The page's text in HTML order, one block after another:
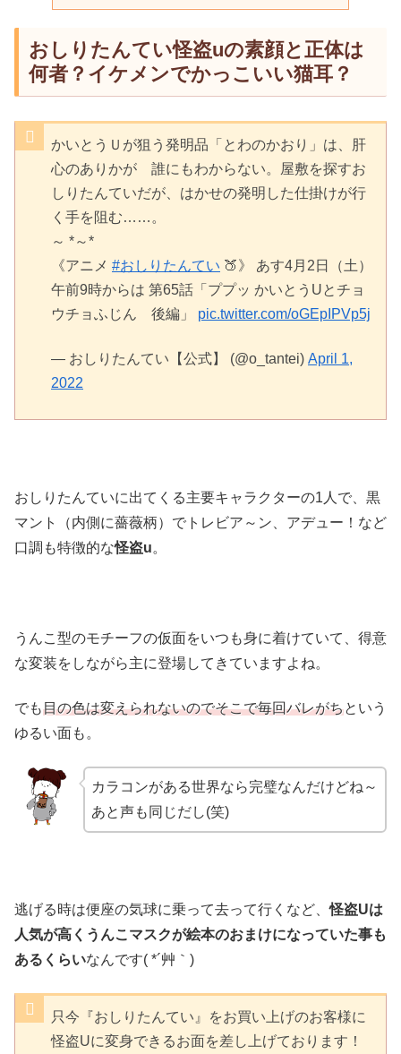
おしりたんてい怪盗uの素顔と正体は
何者？イケメンでかっこいい猫耳？
かいとうＵが狙う発明品「とわのかおり」は、肝
心のありかが 誰にもわからない。屋敷を探すお
しりたんていだが、はかせの発明した仕掛けが行
く手を阻む……。
～ *～*
《アニメ #おしりたんてい 🍑》 あす4月2日（土）
午前9時からは 第65話「ププッ かいとうUとチョ
ウチョふじん 後編」 pic.twitter.com/oGEpIPVp5j
— おしりたんてい【公式】 (@o_tantei) April 1,
2022
おしりたんていに出てくる主要キャラクターの1人で、黒
マント（内側に薔薇柄）でトレビア～ン、アデュー！など
口調も特徴的な怪盗u。
うんこ型のモチーフの仮面をいつも身に着けていて、得意
な変装をしながら主に登場してきていますよね。
でも目の色は変えられないのでそこで毎回バレがちという
ゆるい面も。
カラコンがある世界なら完璧なんだけどね～
あと声も同じだし(笑)
逃げる時は便座の気球に乗って去って行くなど、怪盗Uは
人気が高くうんこマスクが絵本のおまけになっていた事も
あるくらいなんです( *´艸｀)
只今『おしりたんてい』をお買い上げのお客様に
怪盗Uに変身できるお面を差し上げております！